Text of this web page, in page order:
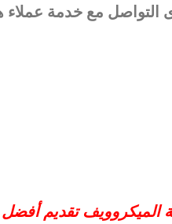
التواصل مع خدمة عملاء
تقديم